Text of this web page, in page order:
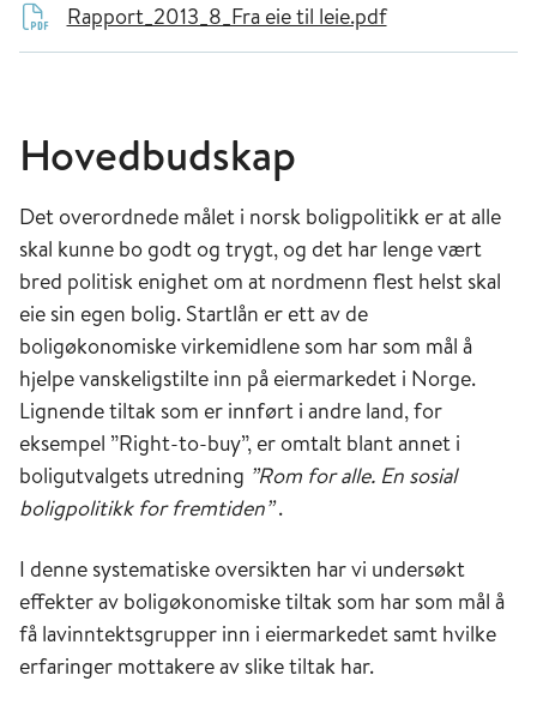
Rapport_2013_8_Fra eie til leie.pdf
Hovedbudskap
Det overordnede målet i norsk boligpolitikk er at alle
skal kunne bo godt og trygt, og det har lenge vært
bred politisk enighet om at nordmenn flest helst skal
eie sin egen bolig. Startlån er ett av de
boligøkonomiske virkemidlene som har som mål å
hjelpe vanskeligstilte inn på eiermarkedet i Norge.
Lignende tiltak som er innført i andre land, for
eksempel ”Right-to-buy”, er omtalt blant annet i
boligutvalgets utredning ”Rom for alle. En sosial
boligpolitikk for fremtiden”.
I denne systematiske oversikten har vi undersøkt
effekter av boligøkonomiske tiltak som har som mål å
få lavinntektsgrupper inn i eiermarkedet samt hvilke
erfaringer mottakere av slike tiltak har.